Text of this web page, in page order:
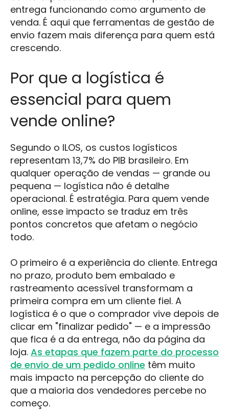
entrega funcionando como argumento de
venda. É aqui que ferramentas de gestão de
envio fazem mais diferença para quem está
crescendo.
Por que a logística é
essencial para quem
vende online?
Segundo o ILOS, os custos logísticos
representam 13,7% do PIB brasileiro. Em
qualquer operação de vendas — grande ou
pequena — logística não é detalhe
operacional. É estratégia. Para quem vende
online, esse impacto se traduz em três
pontos concretos que afetam o negócio
todo.
O primeiro é a experiência do cliente. Entrega
no prazo, produto bem embalado e
rastreamento acessível transformam a
primeira compra em um cliente fiel. A
logística é o que o comprador vive depois de
clicar em "finalizar pedido" — e a impressão
que fica é a da entrega, não da página da
loja. As etapas que fazem parte do processo
de envio de um pedido online têm muito
mais impacto na percepção do cliente do
que a maioria dos vendedores percebe no
começo.